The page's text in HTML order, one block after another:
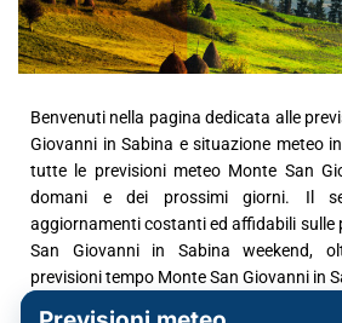
Benvenuti nella pagina dedicata alle
Giovanni in Sabina e situazione meteo
tutte le previsioni meteo Monte San
domani e dei prossimi giorni. Il
aggiornamenti costanti ed affidabili sulle
San Giovanni in Sabina weekend,
previsioni tempo Monte San Giovanni in